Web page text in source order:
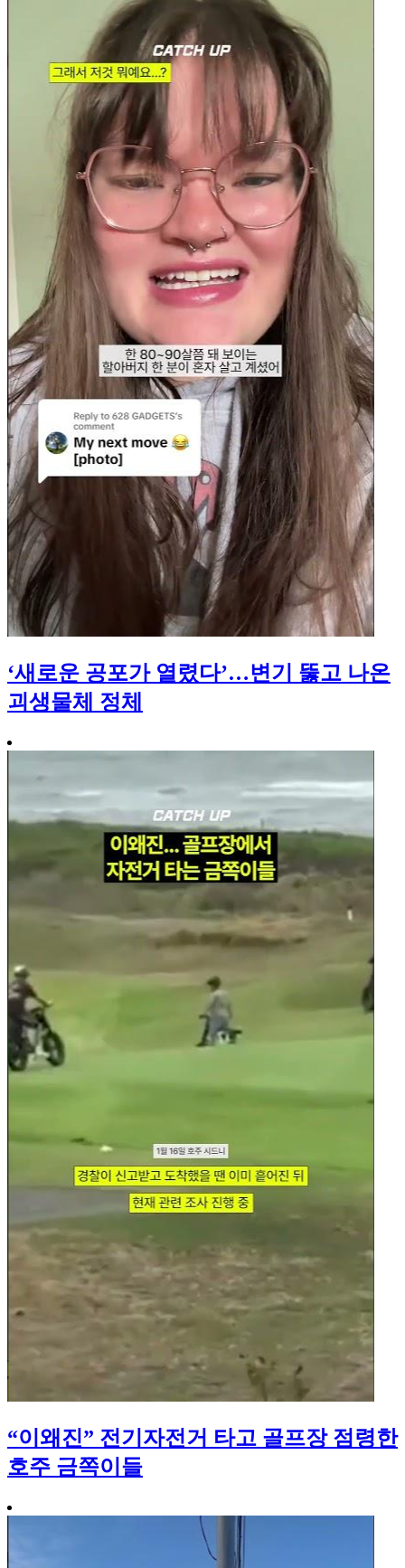
‘새로운 공포가 열렸다’…변기 뚫고 나온
괴생물체 정체
“이왜진” 전기자전거 타고 골프장 점령한
호주 금쪽이들